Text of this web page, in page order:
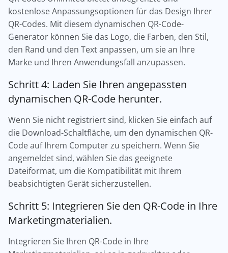
kostenlose Anpassungsoptionen für das Design Ihrer
QR-Codes. Mit diesem dynamischen QR-Code-
Generator können Sie das Logo, die Farben, den Stil,
den Rand und den Text anpassen, um sie an Ihre
Marke und Ihren Anwendungsfall anzupassen.
Schritt 4: Laden Sie Ihren angepassten
dynamischen QR-Code herunter.
Wenn Sie nicht registriert sind, klicken Sie einfach auf
die Download-Schaltfläche, um den dynamischen QR-
Code auf Ihrem Computer zu speichern. Wenn Sie
angemeldet sind, wählen Sie das geeignete
Dateiformat, um die Kompatibilität mit Ihrem
beabsichtigten Gerät sicherzustellen.
Schritt 5: Integrieren Sie den QR-Code in Ihre
Marketingmaterialien.
Integrieren Sie Ihren QR-Code in Ihre